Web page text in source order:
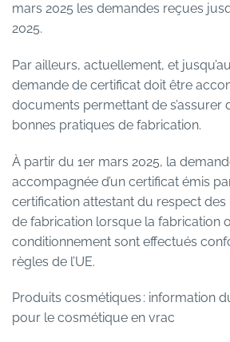
mars 2025 les demandes reçues
2025.
Par ailleurs, actuellement, et
demande de certificat doit être
documents permettant de s’assurer
bonnes pratiques de fabrication.
À partir du 1er mars 2025, la
accompagnée d’un certificat émis
certification attestant du respect
de fabrication lorsque la fabrication
conditionnement sont effectués
règles de l’UE.
Produits cosmétiques : information
pour le cosmétique en vrac